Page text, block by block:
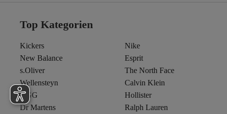
Top Kategorien
Kickers Nike
New Balance
Esprit
s.Oliver
The North Face
Wellensteyn
Calvin Klein
UGG
Hollister
Dr Martens
Ralph Lauren